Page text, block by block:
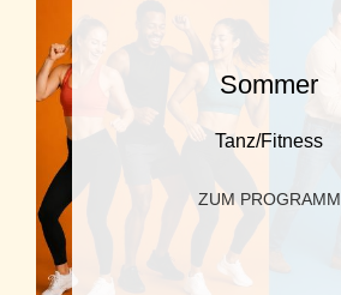
Sommer
Tanz/Fitness
ZUM PROGRAMM